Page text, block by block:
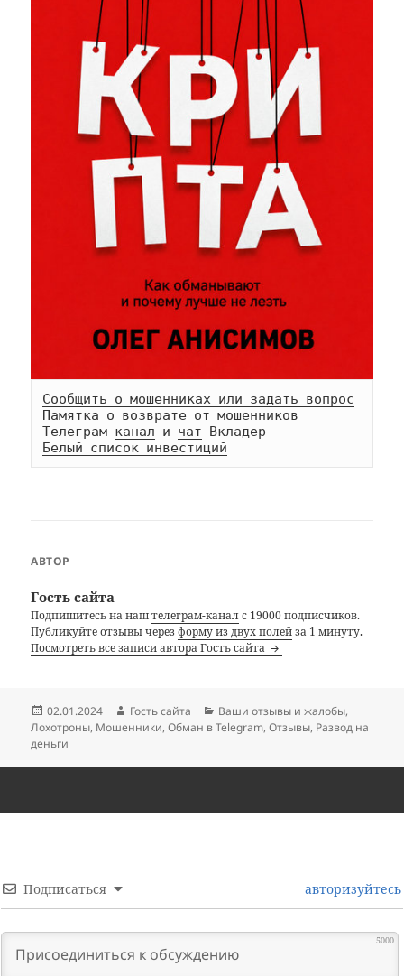
Сообщить о мошенниках или задать вопрос
Памятка о возврате от мошенников
Телеграм-канал и чат
Белый список инвестиций
АВТОР
Гость сайта
Подпишитесь на наштелеграм-каналс 19000 подписчиков.
Публикуйте отзывы черезформу из двух полейза 1 минуту.
Посмотреть все записи автора Гость сайта
Опубликовано
02.01.2024 Автор
Гость сайта Рубрики
Ваши отзывы и жалобы,
Лохотроны, Мошенники,Обман в Telegram,Отзывы, Развод на
деньги
Подписаться авторизуйтесь
5000